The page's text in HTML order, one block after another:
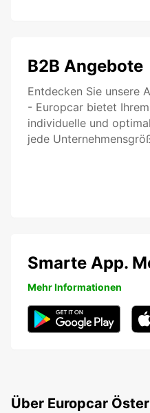
B2B Angebote
Entdecken Sie unsere
- Europcar bietet
individuelle und
jede
Smarte App.
Mehr Informationen
Über Europcar